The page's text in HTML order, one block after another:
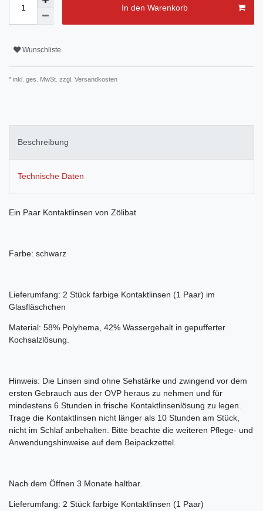
In den Warenkorb
Wunschliste
* inkl. ges. MwSt. zzgl. Versandkosten
Beschreibung
Technische Daten
Ein Paar Kontaktlinsen von Zölibat
Farbe: schwarz
Lieferumfang: 2 Stück farbige Kontaktlinsen (1 Paar) im
Glasfläschchen
Material: 58% Polyhema, 42% Wassergehalt in gepufferter
Kochsalzlösung.
Hinweis: Die Linsen sind ohne Sehstärke und zwingend vor dem
ersten Gebrauch aus der OVP heraus zu nehmen und für
mindestens 6 Stunden in frische Kontaktlinsenlösung zu legen.
Trage die Kontaktlinsen nicht länger als 10 Stunden am Stück,
nicht im Schlaf anbehalten. Bitte beachte die weiteren Pflege- und
Anwendungshinweise auf dem Beipackzettel.
Nach dem Öffnen 3 Monate haltbar.
Lieferumfang: 2 Stück farbige Kontaktlinsen (1 Paar)